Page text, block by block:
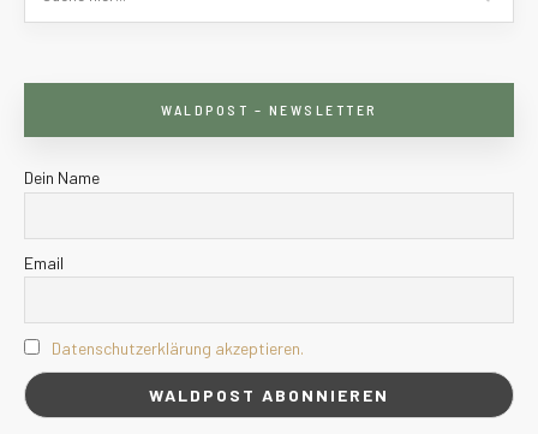
WALDPOST – NEWSLETTER
Dein Name
Email
Datenschutzerklärung akzeptieren.